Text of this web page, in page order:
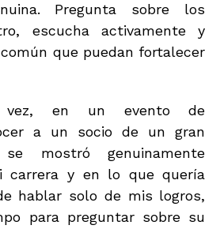
Pregunta sobre los
escucha activamente y
que puedan fortalecer
vez, en un evento de
a un socio de un gran
mostró genuinamente
carrera y en lo que quería
hablar solo de mis logros,
para preguntar sobre su